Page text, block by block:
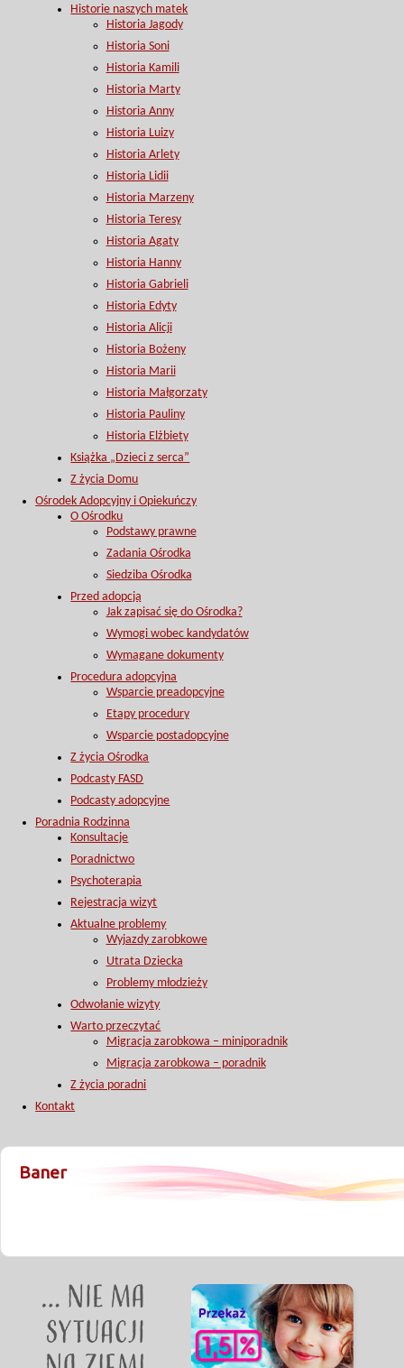
Historie naszych matek
Historia Jagody
Historia Soni
Historia Kamili
Historia Marty
Historia Anny
Historia Luizy
Historia Arlety
Historia Lidii
Historia Marzeny
Historia Teresy
Historia Agaty
Historia Hanny
Historia Gabrieli
Historia Edyty
Historia Alicji
Historia Bożeny
Historia Marii
Historia Małgorzaty
Historia Pauliny
Historia Elżbiety
Książka „Dzieci z serca”
Z życia Domu
Ośrodek Adopcyjny i Opiekuńczy
O Ośrodku
Podstawy prawne
Zadania Ośrodka
Siedziba Ośrodka
Przed adopcją
Jak zapisać się do Ośrodka?
Wymogi wobec kandydatów
Wymagane dokumenty
Procedura adopcyjna
Wsparcie preadopcyjne
Etapy procedury
Wsparcie postadopcyjne
Z życia Ośrodka
Podcasty FASD
Podcasty adopcyjne
Poradnia Rodzinna
Konsultacje
Poradnictwo
Psychoterapia
Rejestracja wizyt
Aktualne problemy
Wyjazdy zarobkowe
Utrata Dziecka
Problemy młodzieży
Odwołanie wizyty
Warto przeczytać
Migracja zarobkowa – miniporadnik
Migracja zarobkowa – poradnik
Z życia poradni
Kontakt
Baner